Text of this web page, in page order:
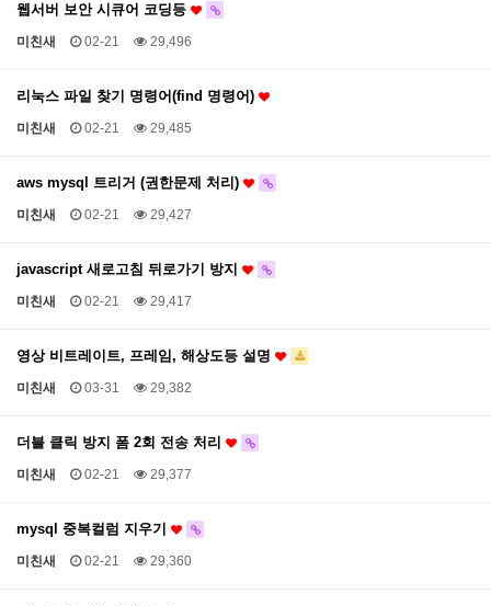
웹서버 보안 시큐어 코딩등
미친새 02-21 29,496
리눅스 파일 찾기 명령어(find 명령어)
미친새 02-21 29,485
aws mysql 트리거 (권한문제 처리)
미친새 02-21 29,427
javascript 새로고침 뒤로가기 방지
미친새 02-21 29,417
영상 비트레이트, 프레임, 해상도등 설명
미친새 03-31 29,382
더블 클릭 방지 폼 2회 전송 처리
미친새 02-21 29,377
mysql 중복컬럼 지우기
미친새 02-21 29,360